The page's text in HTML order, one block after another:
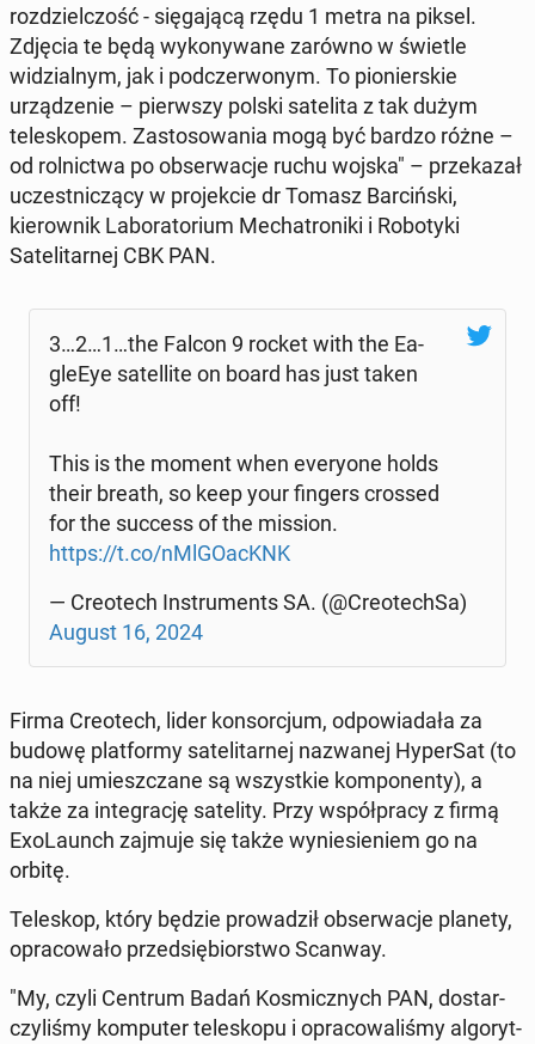
rozdziel­czość - się­ga­jącą rzędu 1 metra na piksel.
Zdjęcia te będą wykony­wane zarówno w świetle
widzial­nym, jak i pod­cz­er­wonym. To pi­o­nier­skie
urządze­nie – pier­wszy polski satelita z tak dużym
teleskopem. Za­s­tosowa­nia mogą być bardzo różne –
od rol­nict­wa po ob­serwac­je ruchu wojska" – przekazał
uczest­niczą­cy w pro­jek­cie dr Tomasz Bar­cińs­ki,
kierown­ik Lab­o­ra­to­ri­um Mecha­tron­i­ki i Ro­bo­t­y­ki
Satelitarnej CBK PAN.
3…2…1…the Falcon 9 rocket with the Ea­
gle­Eye satel­lite on board has just taken
off!
This is the moment when every­one holds
their breath, so keep your fingers crossed
for the success of the mission.
https://t.co/nMl­GO­acKNK
— Creotech In­stru­ments SA. (@Creotech­Sa)
August 16, 2024
Firma Creotech, lider kon­sor­cjum, odpowiadała za
budowę plat­formy satelitarnej nazwanej Hy­per­Sat (to
na niej umieszczane są wszys­tkie kom­po­nen­ty), a
także za in­te­grację satelity. Przy współpra­cy z firmą
Ex­o­Launch zajmuje się także wyniesie­niem go na
orbitę.
Teleskop, który będzie prowadz­ił ob­serwac­je planety,
opra­cow­ało przed­siębiorstwo Scanway.
"My, czyli Centrum Badań Kos­micznych PAN, dostar­
czyliśmy kom­put­er teleskopu i opra­cow­al­iśmy al­go­ryt­